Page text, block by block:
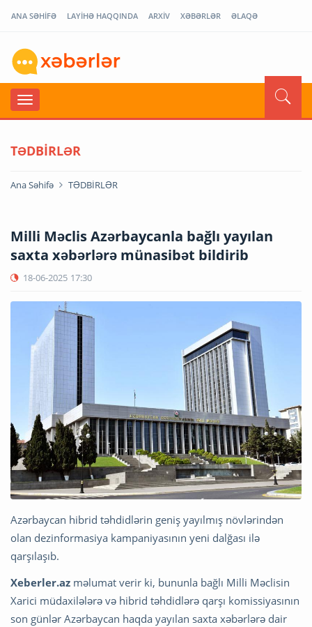
ANA SƏHİFƏ LAYİHƏ HAQQINDA ARXİV XƏBƏRLƏR ƏLAQƏ
TƏDBİRLƏR
Ana Səhifə TƏDBİRLƏR
Milli Məclis Azərbaycanla bağlı yayılan
saxta xəbərlərə münasibət bildirib
18-06-2025 17:30
Azərbaycan hibrid təhdidlərin geniş yayılmış növlərindən
olan dezinformasiya kampaniyasının yeni dalğası ilə
qarşılaşıb.
Xeberler.az məlumat verir ki, bununla bağlı Milli Məclisin
Xarici müdaxilələrə və hibrid təhdidlərə qarşı komissiyasının
son günlər Azərbaycan haqda yayılan saxta xəbərlərə dair